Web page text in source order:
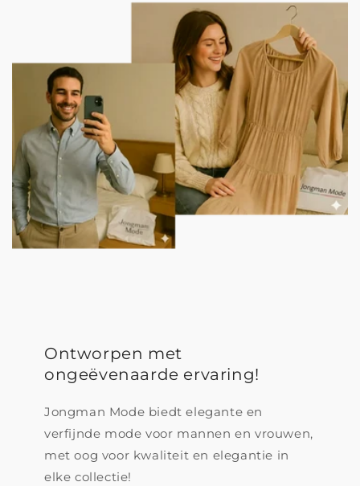
Ontworpen met
ongeëvenaarde ervaring!
Jongman Mode biedt elegante en
verfijnde mode voor mannen en vrouwen,
met oog voor kwaliteit en elegantie in
elke collectie!